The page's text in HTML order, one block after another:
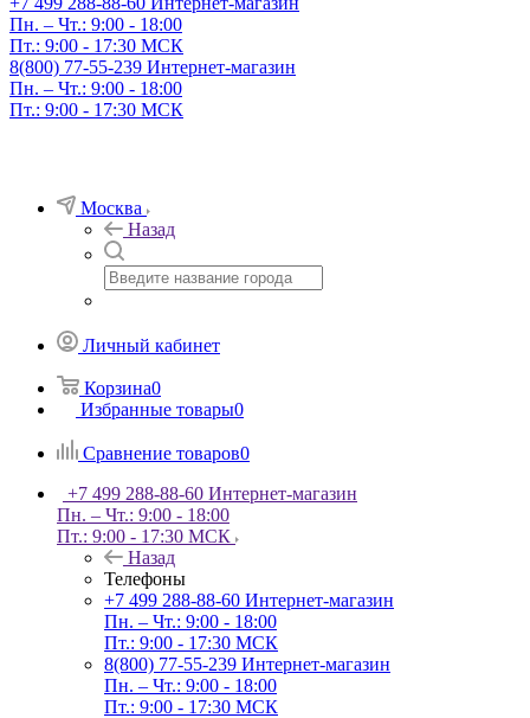
Пн. – Чт.: 9:00 - 18:00
Пт.: 9:00 - 17:30 МСК
8(800) 77-55-239 Интернет-магазин
Пн. – Чт.: 9:00 - 18:00
Пт.: 9:00 - 17:30 МСК
Москва
Назад
Личный кабинет
Корзина0
Избранные товары0
Сравнение товаров0
+7 499 288-88-60 Интернет-магазин
Пн. – Чт.: 9:00 - 18:00
Пт.: 9:00 - 17:30 МСК
Назад
Телефоны
+7 499 288-88-60 Интернет-магазин
Пн. – Чт.: 9:00 - 18:00
Пт.: 9:00 - 17:30 МСК
8(800) 77-55-239 Интернет-магазин
Пн. – Чт.: 9:00 - 18:00
Пт.: 9:00 - 17:30 МСК